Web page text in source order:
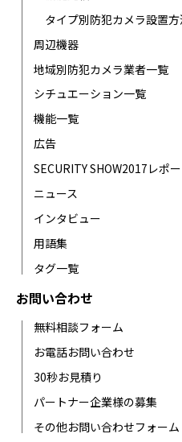
タイプ別防犯カメラ設置方
周辺機器
地域別防犯カメラ業者一覧
シチュエーション一覧
機能一覧
広告
SECURITY SHOW2017レポ
ニュース
インタビュー
用語集
タグ一覧
お問い合わせ
無料相談フォーム
お電話お問い合わせ
30秒お見積り
パートナー企業様の募集
その他お問い合わせフォーム